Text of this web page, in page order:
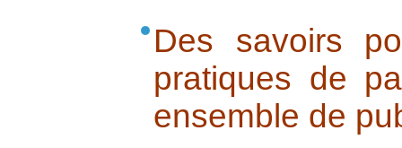
Des savoirs
pratiques de
ensemble de